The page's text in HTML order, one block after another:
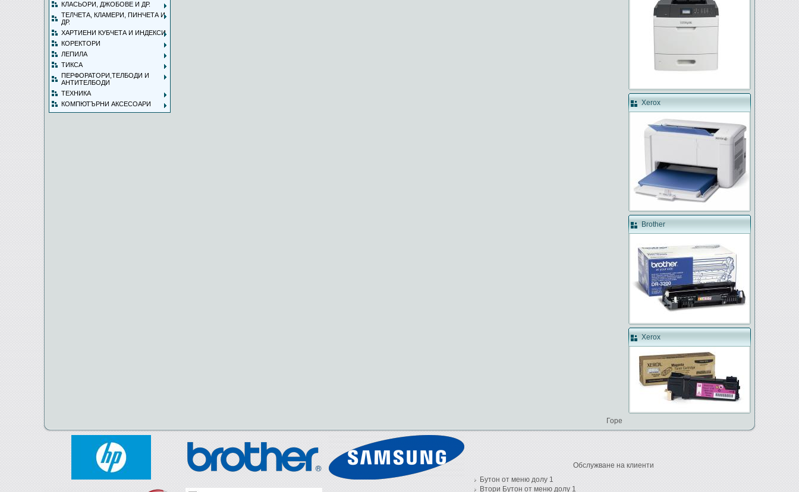
КЛАСЬОРИ, ДЖОБОВЕ И ДР.
ТЕЛЧЕТА, КЛАМЕРИ, ПИНЧЕТА И
ДР.
ХАРТИЕНИ КУБЧЕТА И ИНДЕКСИ
КОРЕКТОРИ
ЛЕПИЛА
ТИКСА
ПЕРФОРАТОРИ,ТЕЛБОДИ И
АНТИТЕЛБОДИ
ТЕХНИКА
КОМПЮТЪРНИ АКСЕСОАРИ
Xerox
Brother
Xerox
Горе
Обслужване на клиенти
Бутон от меню долу 1
Втори Бутон от меню долу 1